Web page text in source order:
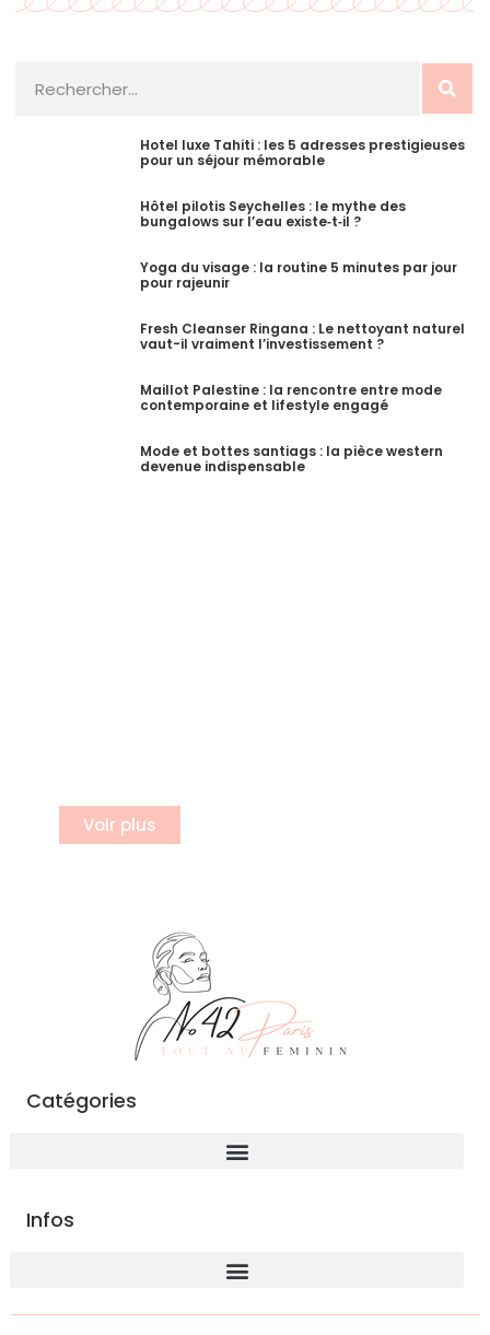
Hotel luxe Tahiti : les 5 adresses prestigieuses
pour un séjour mémorable
Hôtel pilotis Seychelles : le mythe des
bungalows sur l’eau existe‑t‑il ?
Yoga du visage : la routine 5 minutes par jour
pour rajeunir
Fresh Cleanser Ringana : Le nettoyant naturel
vaut-il vraiment l’investissement ?
Maillot Palestine : la rencontre entre mode
contemporaine et lifestyle engagé
Mode et bottes santiags : la pièce western
devenue indispensable
Voir plus
Catégories
Infos